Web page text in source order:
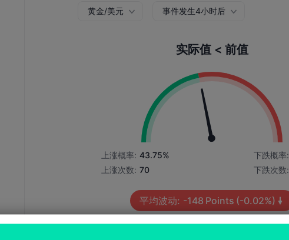
黄金/美元 事件发生4小时后
实际值 < 前值
上涨概率: 43.75%
上涨次数: 70
下跌概率:
下跌次数:
平均波动: -148 Points (-0.02%)